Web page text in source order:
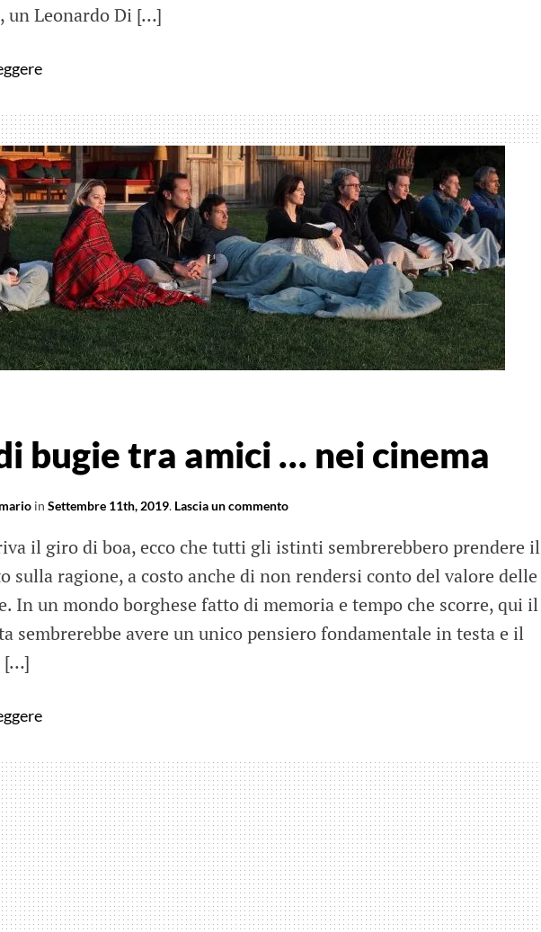
un Leonardo Di […]
Robbie:
il
fantasma
dell’opera
di
Tarantino
bugie tra amici … nei cinema
in Settembre 11th, 2019. Lascia un commento
il giro di boa, ecco che tutti gli istinti sembrerebbero prendere il
sulla ragione, a costo anche di non rendersi conto del valore delle
In un mondo borghese fatto di memoria e tempo che scorre, qui il
sembrerebbe avere un unico pensiero fondamentale in testa e il
[…]
tra
amici
…
nei
cinema